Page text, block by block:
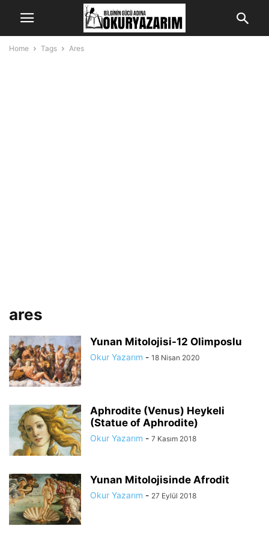
Home Tags Ares
ares
Yunan Mitolojisi-12 Olimposlu
Okur Yazarım - 18 Nisan 2020
Aphrodite (Venus) Heykeli
(Statue of Aphrodite)
Okur Yazarım - 7 Kasım 2018
Yunan Mitolojisinde Afrodit
Okur Yazarım - 27 Eylül 2018